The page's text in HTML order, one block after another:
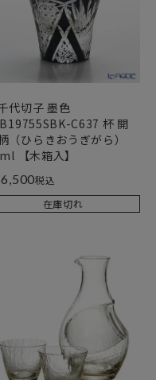
代切子 墨色
C637 杯 開
（ひらきおうぎがら）
【木箱入】
税込
在庫切れ